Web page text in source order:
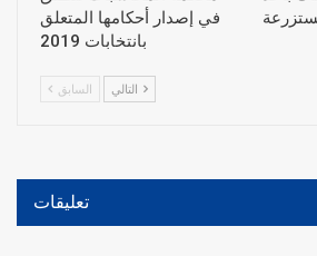
في إصدار أحكامها المتعلق
بانتخابات 2019
السابق
تعليقات